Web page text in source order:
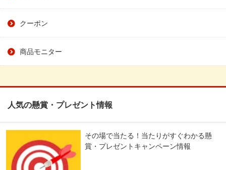
クーポン
商品モニター
人気の懸賞・プレゼント情報
その場で当たる！当たりがすぐわかる懸
賞・プレゼントキャンペーン情報